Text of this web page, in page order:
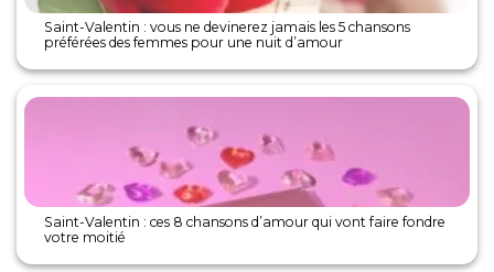
Saint-Valentin : vous ne devinerez jamais les 5 chansons
préférées des femmes pour une nuit d’amour
Saint-Valentin : ces 8 chansons d’amour qui vont faire fondre
votre moitié